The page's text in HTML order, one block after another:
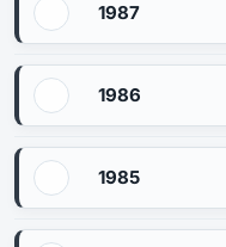
1987
1986
1985